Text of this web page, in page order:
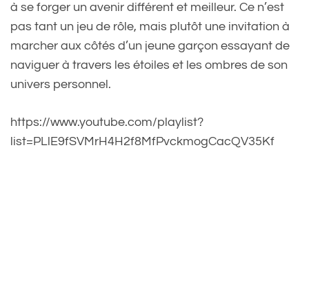
à se forger un avenir différent et meilleur. Ce n’est
pas tant un jeu de rôle, mais plutôt une invitation à
marcher aux côtés d’un jeune garçon essayant de
naviguer à travers les étoiles et les ombres de son
univers personnel.
https://www.youtube.com/playlist?
list=PLlE9fSVMrH4H2f8MfPvckmogCacQV35Kf